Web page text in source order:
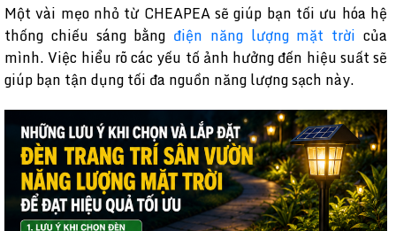
Một vài mẹo nhỏ từ CHEAPEA sẽ giúp bạn tối ưu hóa hệ
thống chiếu sáng bằng điện năng lượng mặt trời của
mình. Việc hiểu rõ các yếu tố ảnh hưởng đến hiệu suất sẽ
giúp bạn tận dụng tối đa nguồn năng lượng sạch này.